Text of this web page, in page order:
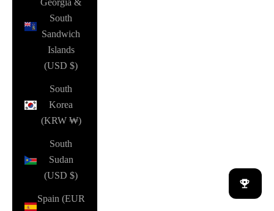
Georgia &
South
Sandwich
Islands
(USD $)
South
Korea
(KRW ₩)
South
Sudan
(USD $)
Spain (EUR